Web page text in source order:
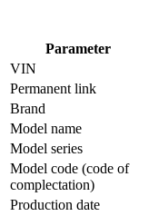
Parameter
VIN
Permanent link
Brand
Model name
Model series
Model code (code of
complectation)
Production date